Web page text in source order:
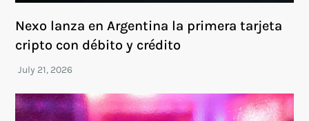
Nexo lanza en Argentina la primera tarjeta
cripto con débito y crédito